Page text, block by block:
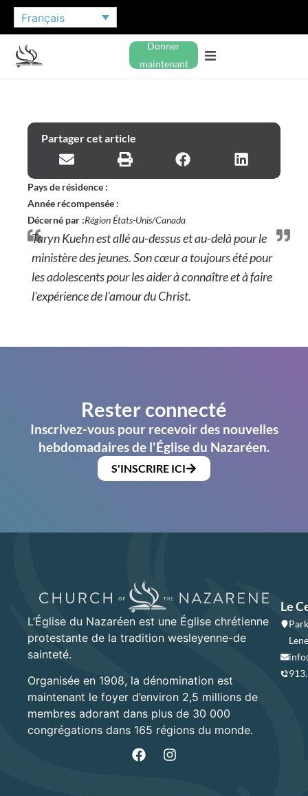
Français
Donner
maintenant
Partager cet article
Pays de résidence :
Année récompensée :
Décerné par :Région États-Unis/Canada
Taryn Kuehn est allé au-dessus et au-delà pour le
ministère des jeunes. Son cœur a toujours été pour
les adolescents pour les aider à connaître et à faire
l'expérience de l'amour du Christ.
Rester connecté
Inscrivez-vous pour recevoir des nouvelles
hebdomadaires de l'Église du Nazaréen.
S'INSCRIRE ICI
L’Église du Nazaréen est une Église chrétienne
protestante de la tradition wesleyenne-de
sainteté.
Organisée en 1908, la dénomination est
maintenant le foyer d’environ 2,5 millions de
membres adorant dans plus de 30 000
congrégations dans 165 régions du monde.
Le